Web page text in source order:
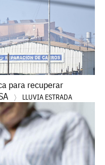
para recuperar
LLUVIA ESTRADA